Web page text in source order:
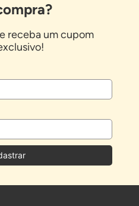
receba um cupom